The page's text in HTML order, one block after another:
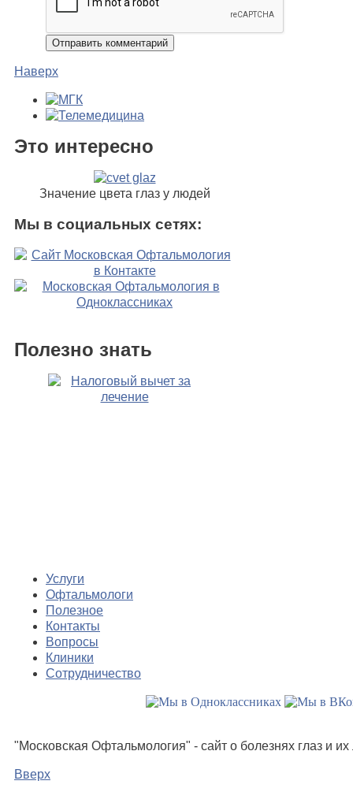
Наверх
Это интересно
Значение цвета глаз у людей
Мы в социальных сетях:
Полезно знать
Услуги
Офтальмологи
Полезное
Контакты
Вопросы
Клиники
Сотрудничество
"Московская Офтальмология" - сайт о болезнях глаз и
Вверх